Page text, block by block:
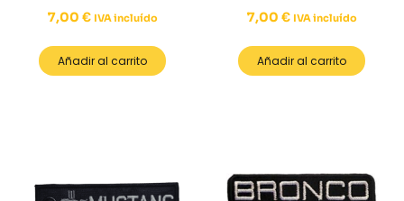
7,00 € IVA incluído
Añadir al carrito
7,00 € IVA incluído
Añadir al carrito